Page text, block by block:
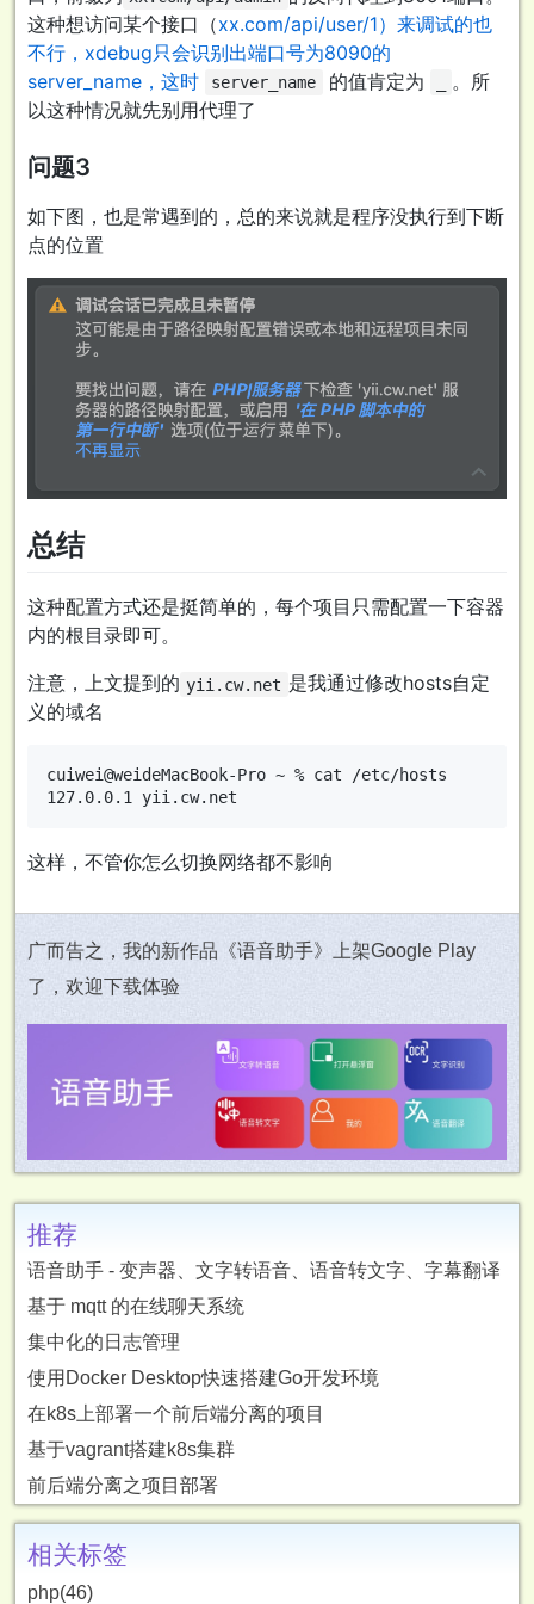
这种想访问某个接口（xx.com/api/user/1）来调试的也
不行，xdebug只会识别出端口号为8090的
server_name，这时
server_name 的值肯定为
。所
以这种情况就先别用代理了
问题3
如下图，也是常遇到的，总的来说就是程序没执行到下断
点的位置
总结
这种配置方式还是挺简单的，每个项目只需配置一下容器
内的根目录即可。
注意，上文提到的 yii.cw.net 是我通过修改hosts自定
义的域名
cuiwei@weideMacBook-Pro ~ % cat /etc/hosts
这样，不管你怎么切换网络都不影响
广而告之，我的新作品《语音助手》上架Google Play
了，欢迎下载体验
推荐
语音助手 - 变声器、文字转语音、语音转文字、字幕翻译
基于 mqtt 的在线聊天系统
集中化的日志管理
使用Docker Desktop快速搭建Go开发环境
在k8s上部署一个前后端分离的项目
基于vagrant搭建k8s集群
前后端分离之项目部署
相关标签
php(46)